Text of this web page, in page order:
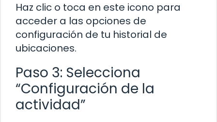
Haz clic o toca en este icono para
acceder a las opciones de
configuración de tu historial de
ubicaciones.
Paso 3: Selecciona
“Configuración de la
actividad”